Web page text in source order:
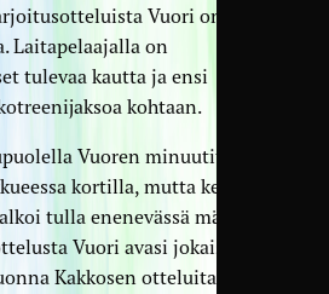
Vuori on
Laitapelaajalla on
tulevaa kautta ja ensi
kohtaan.
Vuoren minuutit
kortilla, mutta kesän
tulla enenevässä määrin.
Vuori avasi jokaisen.
Kakkosen otteluita kertyi